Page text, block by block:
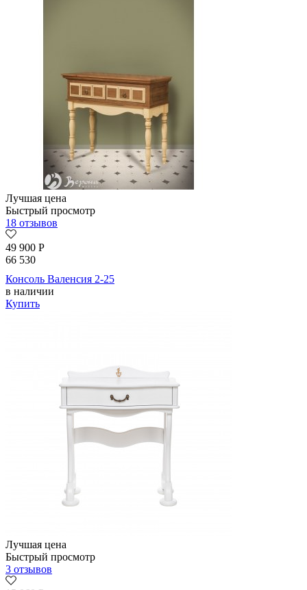
Лучшая цена
Быстрый просмотр
18 отзывов
49 900 Р
66 530
Консоль Валенсия 2-25
в наличии
Купить
Лучшая цена
Быстрый просмотр
3 отзывов